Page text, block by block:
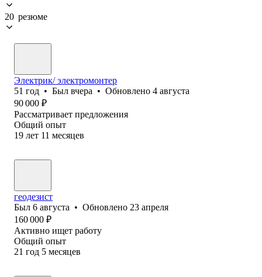
20 резюме
Электрик/ электромонтер
51 год • Был вчера • Обновлено 4 августа
90 000 ₽
Рассматривает предложения
Общий опыт
19 лет 11 месяцев
геодезист
Был 6 августа • Обновлено 23 апреля
160 000 ₽
Активно ищет работу
Общий опыт
21 год 5 месяцев